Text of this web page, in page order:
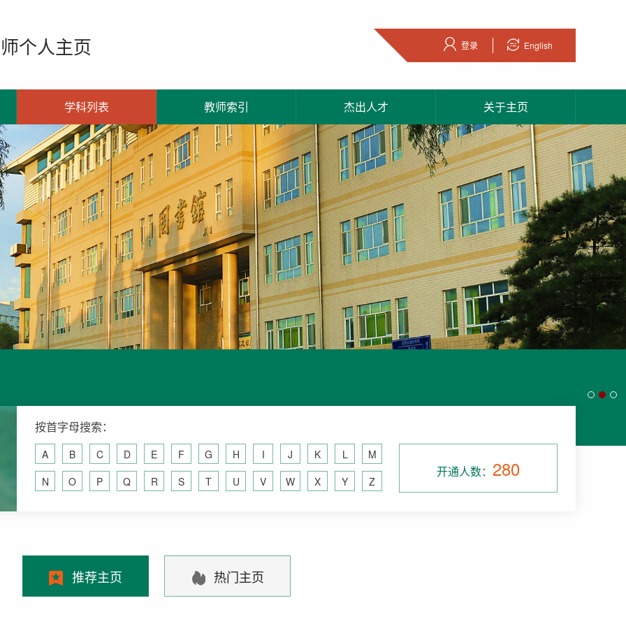
个人主页 登录 English
学科列表 教师索引 杰出人才 关于主页
按首字母搜索：
A B C D E F G H I J K L
M
N
O P Q R S T U V W X Y Z
开通人数： 280
推荐主页 热门主页